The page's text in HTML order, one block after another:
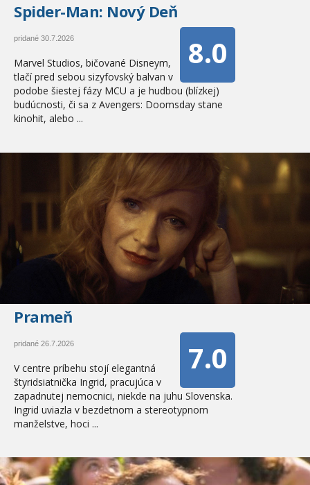
Spider-Man: Nový Deň
8.0
pridané 30.7.2026
Marvel Studios, bičované Disneym,
tlačí pred sebou sizyfovský balvan v
podobe šiestej fázy MCU a je hudbou (blízkej)
budúcnosti, či sa z Avengers: Doomsday stane
kinohit, alebo ...
Prameň
7.0
pridané 26.7.2026
V centre príbehu stojí elegantná
štyridsiatnička Ingrid, pracujúca v
zapadnutej nemocnici, niekde na juhu Slovenska.
Ingrid uviazla v bezdetnom a stereotypnom
manželstve, hoci ...